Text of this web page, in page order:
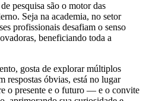
pesquisa são o motor das
Seja na academia, no setor
profissionais desafiam o senso
beneficiando toda a
gosta de explorar múltiplos
respostas óbvias, está no lugar
o presente e o futuro — e o convite